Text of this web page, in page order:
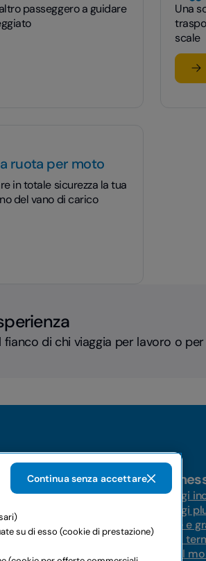
passeggero a guidare
aggiuntivo
Una
scale
su
ruota per moto
in totale sicurezza la tua
del vano di carico
per moto
di chi viaggia per lavoro o
termine
Noleggi
Noleggi
Medie e
Lungo
Global
su di esso (cookie di prestazione)
Continua senza accettare